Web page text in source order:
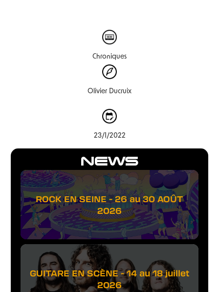
NEWS
ROCK EN SEINE - 26 au 30 AOÛT
2026
GUITARE EN SCÈNE - 14 au 18 juillet
2026
Chroniques
Olivier Ducruix
23/1/2022